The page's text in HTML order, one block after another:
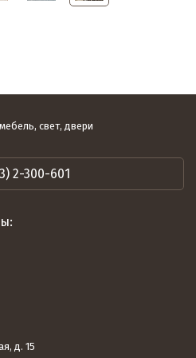
свет, двери
2-300-601
д. 15